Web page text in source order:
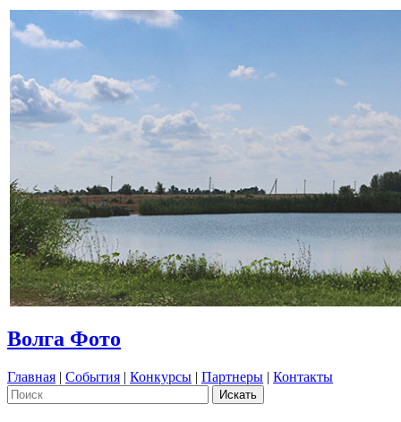
Волга Фото
Главная | События | Конкурсы | Партнеры | Контакты